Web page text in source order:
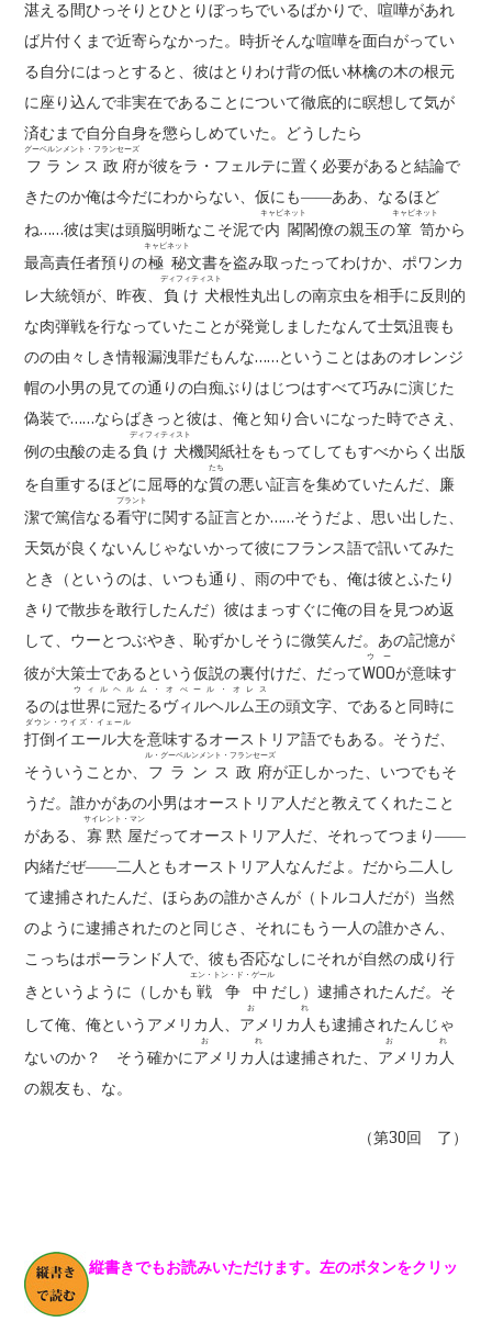
湛える間ひっそりとひとりぼっちでいるばかりで、喧嘩があれ
ば片付くまで近寄らなかった。時折そんな喧嘩を面白がってい
る自分にはっとすると、彼はとりわけ背の低い林檎の木の根元
に座り込んで非実在であることについて徹底的に瞑想して気が
済むまで自分自身を懲らしめていた。どうしたら
フランス政府
グーベルンメント・フランセーズ
が彼をラ・フェルテに置く必要があると結論で
きたのか俺は今だにわからない、仮にも――ああ、なるほど
ね……彼は実は頭脳明晰なこそ泥で内閣
キャビネット
閣僚の親玉の箪笥
キャビネット
から
最高責任者預りの極秘
キャビネット
文書を盗み取ったってわけか、ポワンカ
レ大統領が、昨夜、 負け犬
ディフィティスト
根性丸出しの南京虫を相手に反則的
な肉弾戦を行なっていたことが発覚しましたなんて士気沮喪も
のの由々しき情報漏洩罪だもんな……ということはあのオレンジ
帽の小男の見ての通りの白痴ぶりはじつはすべて巧みに演じた
偽装で……ならばきっと彼は、俺と知り合いになった時でさえ、
例の虫酸の走る 負け犬
ディフィティスト
機関紙社をもってしてもすべからく出版
を自重するほどに屈辱的な質
たち
の悪い証言を集めていたんだ、廉
潔で篤信なる看守
プラント
に関する証言とか……そうだよ、思い出した、
天気が良くないんじゃないかって彼にフランス語で訊いてみた
とき（というのは、いつも通り、雨の中でも、俺は彼とふたり
きりで散歩を敢行したんだ）彼はまっすぐに俺の目を見つめ返
して、ウーとつぶやき、恥ずかしそうに微笑んだ。あの記憶が
彼が大策士であるという仮説の裏付けだ、だってWOO
ウー
が意味す
るのは世界に冠たるヴィルヘルム王
ウィルヘルム・オべール・オレス
の頭文字、であると同時に
打倒イエール大
ダウン・ウイズ・イェール
を意味するオーストリア語でもある。そうだ、
そういうことか、 フランス政府
ル・グーベルンメント・フランセーズ
が正しかった、いつでもそ
うだ。誰かがあの小男はオーストリア人だと教えてくれたこと
がある、 寡黙屋
サイレント・マン
だってオーストリア人だ、それってつまり――
内緒だぜ――二人ともオーストリア人なんだよ。だから二人し
て逮捕されたんだ、ほらあの誰かさんが（トルコ人だが）当然
のように逮捕されたのと同じさ、それにもう一人の誰かさん、
こっちはポーランド人で、彼も否応なしにそれが自然の成り行
きというように（しかも 戦争中
エン・トン・ド・ゲール
だし）逮捕されたんだ。そ
して俺、俺というアメリカ人、 アメリカ人
おれ
も逮捕されたんじゃ
ないのか？ そう確かにアメリカ人
おれ
は逮捕された、 アメリカ人
おれ
の親友も、な。
（第30回 了）
縦書きでもお読みいただけます。左のボタンをクリッ